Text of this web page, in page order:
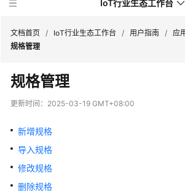
IoT行业生态工作台
最
新
动
品
介
绍
文档首页 / IoT行业生态工作台 / 用户指南 / 应
规格管理
规格管理
更新时间： 2025-03-19 GMT+08:00
新增规格
导入规格
修改规格
删除规格